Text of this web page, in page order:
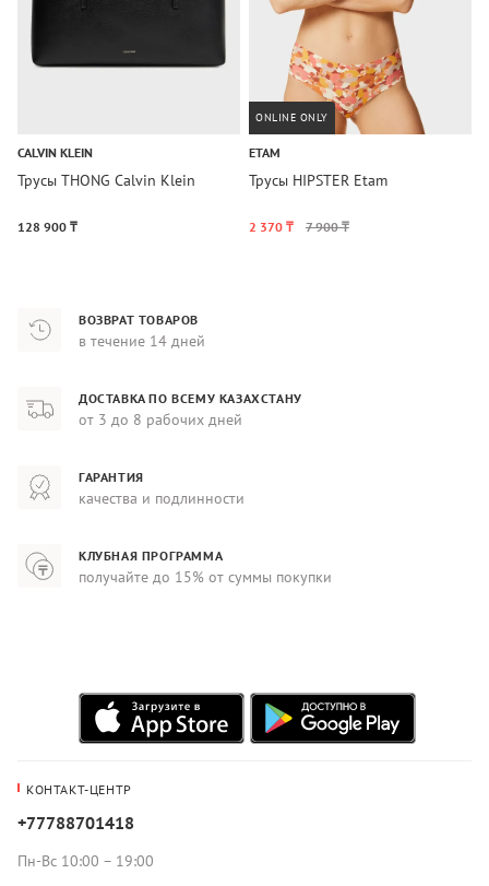
CALVIN KLEIN
Трусы THONG Calvin Klein
128 900 ₸
ONLINE ONLY
ETAM
Трусы HIPSTER Etam
2 370 ₸ 7 900 ₸
ВОЗВРАТ ТОВАРОВ
в течение 14 дней
ДОСТАВКА ПО ВСЕМУ КАЗАХСТАНУ
от 3 до 8 рабочих дней
ГАРАНТИЯ
качества и подлинности
КЛУБНАЯ ПРОГРАММА
получайте до 15% от суммы покупки
КОНТАКТ-ЦЕНТР
+77788701418
Пн-Вс 10:00 – 19:00